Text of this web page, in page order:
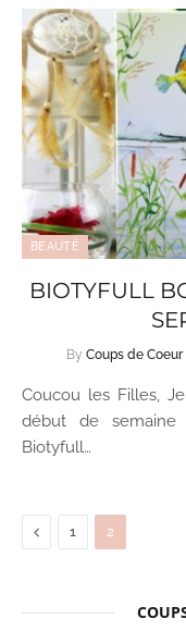
BEAUTÉ
BIOTYFULL
By Coups de
Coucou les Filles,
début de
Biotyfull…
Previous
1 2